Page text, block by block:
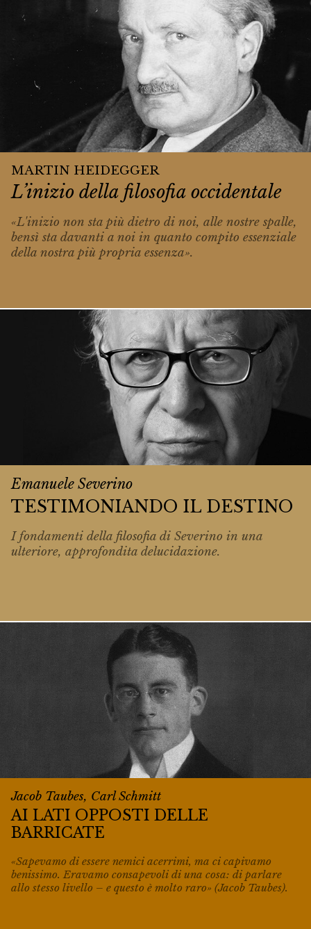
MARTIN HEIDEGGER
L’inizio della filosofia occidentale
«L'inizio non sta più dietro di noi, alle no­stre spalle,
bensì sta davanti a noi in quan­to compito essenziale
della nostra più pro­pria essenza».
Emanuele Severino
TESTIMONIANDO IL DESTINO
I fondamenti della filosofia di Severino in una
ulteriore, approfondita delucidazione.
Jacob Taubes, Carl Schmitt
AI LATI OPPOSTI DELLE
BARRICATE
«Sapevamo di essere nemici acerrimi, ma ci capivamo
benissimo. Eravamo consapevoli di una cosa: di parlare
allo stesso livello – e questo è molto raro» (Jacob Taubes).